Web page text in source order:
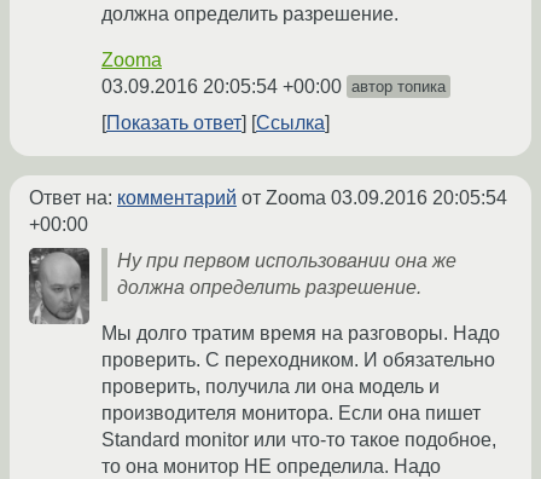
должна определить разрешение.
Zooma
03.09.2016 20:05:54 +00:00 автор топика
Показать ответ Ссылка
Ответ на: комментарий от Zooma 03.09.2016 20:05:54
+00:00
Ну при первом использовании она же
должна определить разрешение.
Мы долго тратим время на разговоры. Надо
проверить. С переходником. И обязательно
проверить, получила ли она модель и
производителя монитора. Если она пишет
Standard monitor или что-то такое подобное,
то она монитор НЕ определила. Надо